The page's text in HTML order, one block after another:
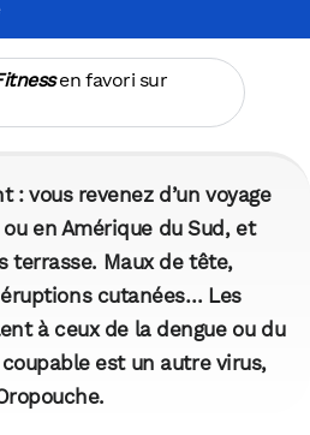
en favori sur
: vous revenez d’un voyage
en Amérique du Sud, et
terrasse. Maux de tête,
cutanées… Les
à ceux de la dengue ou du
est un autre virus,